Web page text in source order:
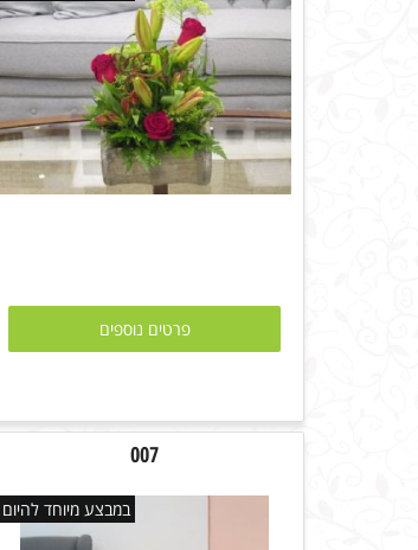
פרטים נוספים
007
במבצע מיוחד להיום